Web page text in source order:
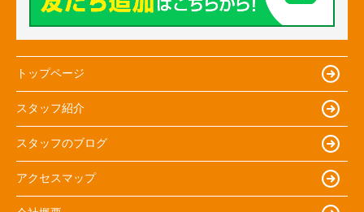
トップページ
スタッフ紹介
スタッフのブログ
アクセスマップ